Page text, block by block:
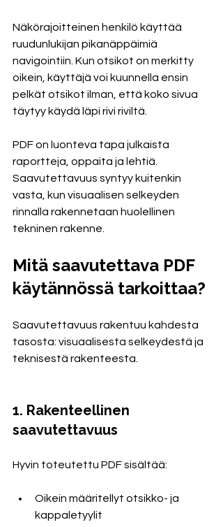
Näkörajoitteinen henkilö käyttää
ruudunlukijan pikanäppäimiä
navigointiin. Kun otsikot on merkitty
oikein, käyttäjä voi kuunnella ensin
pelkät otsikot ilman, että koko sivua
täytyy käydä läpi rivi riviltä.
PDF on luonteva tapa julkaista
raportteja, oppaita ja lehtiä.
Saavutettavuus syntyy kuitenkin
vasta, kun visuaalisen selkeyden
rinnalla rakennetaan huolellinen
tekninen rakenne.
Mitä saavutettava PDF
käytännössä tarkoittaa?
Saavutettavuus rakentuu kahdesta
tasosta: visuaalisesta selkeydestä ja
teknisestä rakenteesta.
1. Rakenteellinen
saavutettavuus
Hyvin toteutettu PDF sisältää:
Oikein määritellyt otsikko- ja
kappaletyylit